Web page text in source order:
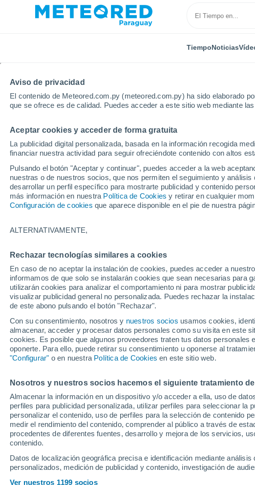
Aviso de privacidad
El contenido de Meteored.com.py (meteored.com.py) ha sido elaborado
que se ofrece es de calidad. Puedes acceder a este sitio web mediante
Aceptar cookies y acceder de forma gratuita
La publicidad digital personalizada, basada en la información recogida
financiar nuestra actividad para seguir ofreciéndote contenido con altos
Pulsando el botón "Aceptar y continuar", puedes acceder a la web
nuestras o de nuestros socios, que nos permiten el seguimiento y
desarrollar un perfil específico para mostrarte publicidad y contenido
más información en nuestra Política de Cookies y retirar en cualquier
Configuración de cookies que aparece disponible en el pie de nuestra
ALTERNATIVAMENTE,
Rechazar tecnologías similares a cookies
En caso de no aceptar la instalación de cookies, puedes acceder a
informamos de que solo se instalarán cookies que sean necesarias para
utilizarán cookies para analizar el comportamiento ni para mostrar
visualizar publicidad general no personalizada. Puedes rechazar la
de este abono pulsando el botón "Rechazar".
Con su consentimiento, nosotros y nuestros socios usamos cookies,
almacenar, acceder y procesar datos personales como su visita en este
cookies. Es posible que algunos proveedores traten tus datos personales
oponerte. Para ello, puede retirar su consentimiento u oponerse al
"Configurar" o en nuestra Política de Cookies en este sitio web.
Nosotros y nuestros socios hacemos el siguiente tratamiento
Almacenar la información en un dispositivo y/o acceder a ella, uso de
perfiles para publicidad personalizada, utilizar perfiles para seleccionar la
personalizar el contenido, uso de perfiles para la selección de contenido
medir el rendimiento del contenido, comprender al público a través de
procedentes de diferentes fuentes, desarrollo y mejora de los servicios,
contenido.
Datos de localización geográfica precisa e identificación mediante
personalizados, medición de publicidad y contenido, investigación de
Ver nuestros 1199 socios
TiempoNoticias
Inicio Puerto Rico Municipio de Ponce
El tiempo en todas las
de Ponce
Todas las localidades del Municipio de Ponce
Barriada El Caribe
Bélgica
C
Cerrillos
Coamo Coto
E
El Bronce El
G
Granada Hills
Hacienda Carmelita
J